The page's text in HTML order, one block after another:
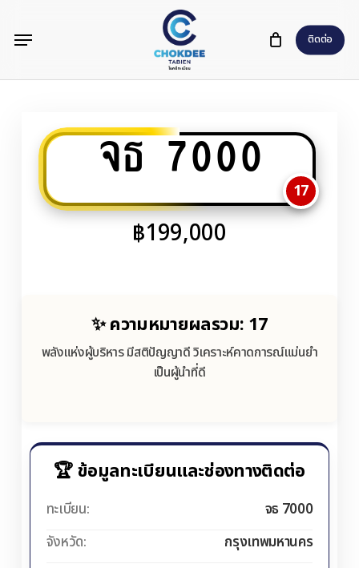
content
ติดต่อ
Menu
จธ 7000
17
฿199,000
✨ ความหมายผลรวม: 17
พลังแห่งผู้บริหาร มีสติปัญญาดี วิเคราะห์คาดการณ์แม่นยำ
เป็นผู้นำที่ดี
🏆 ข้อมูลทะเบียนและช่องทางติดต่อ
ทะเบียน:
จธ 7000
จังหวัด:
กรุงเทพมหานคร